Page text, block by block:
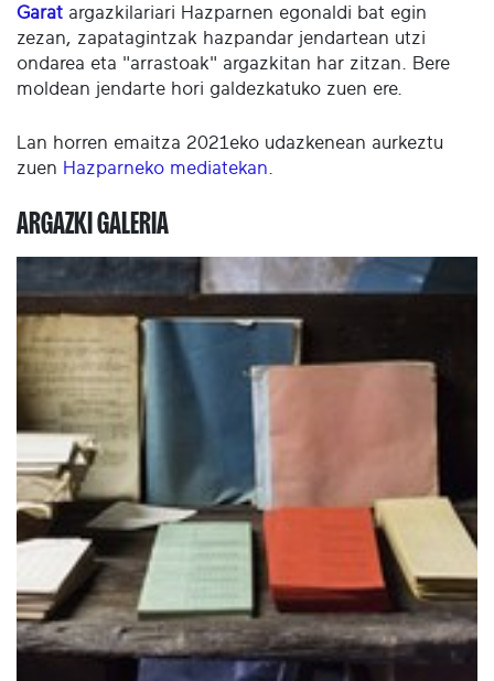
Garat argazkilariari Hazparnen egonaldi bat egin
zezan, zapatagintzak hazpandar jendartean utzi
ondarea eta "arrastoak" argazkitan har zitzan. Bere
moldean jendarte hori galdezkatuko zuen ere.
Lan horren emaitza 2021eko udazkenean aurkeztu
zuen Hazparneko mediatekan
ARGAZKI GALERIA